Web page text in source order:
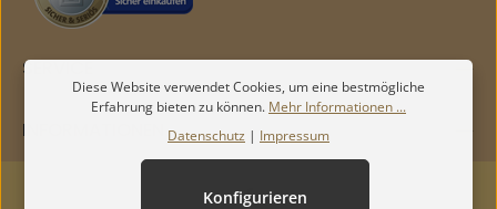
SERVICE
INFORMATIONEN
Diese Website verwendet Cookies, um eine bestmögliche
Erfahrung bieten zu können. Mehr Informationen ...
Datenschutz | Impressum
Konfigurieren